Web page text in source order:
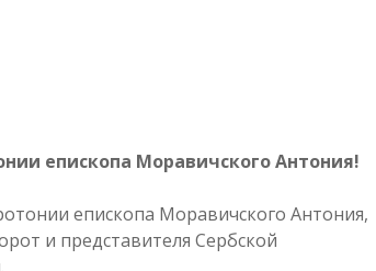
епископа Моравичского Антония!
епископа Моравичского Антония,
и представителя Сербской